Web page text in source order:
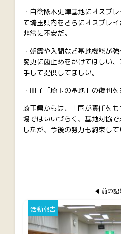
・自衛隊木更津基地にオスプ
て埼玉県内をさらにオスプレイ
非常に不安だ。
・朝霞や入間など基地機能が
変更に歯止めをかけてほしい
手して提供してほしい。
・冊子「埼玉の基地」の復刊を
埼玉県からは、「国が責任を
場ではいいづらく、基地対協
したが、今後の努力も約束して
前の記
活動報告